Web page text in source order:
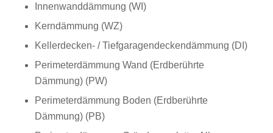
Innenwanddämmung (WI)
Kerndämmung (WZ)
Kellerdecken- / Tiefgaragendeckendämmung (DI)
Perimeterdämmung Wand (Erdberührte
Dämmung) (PW)
Perimeterdämmung Boden (Erdberührte
Dämmung) (PB)